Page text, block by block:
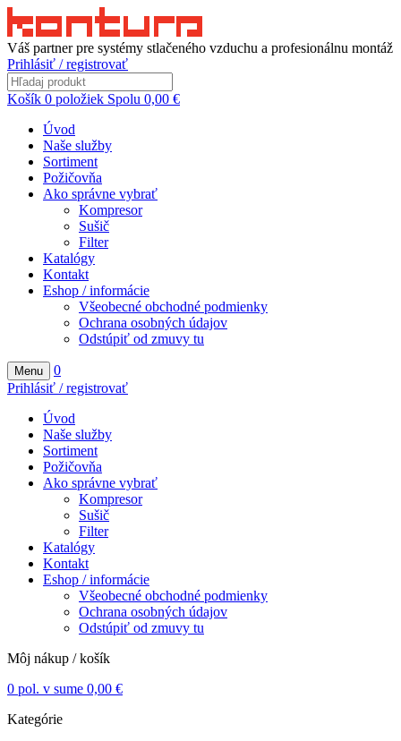
Váš partner pre systémy stlačeného vzduchu a profesionálnu montáž
Prihlásiť / registrovať
Košík 0 položiek Spolu 0,00 €
Úvod
Naše služby
Sortiment
Požičovňa
Ako správne vybrať
Kompresor
Sušič
Filter
Katalógy
Kontakt
Eshop / informácie
Všeobecné obchodné podmienky
Ochrana osobných údajov
Odstúpiť od zmuvy tu
Menu
0
Prihlásiť / registrovať
Úvod
Naše služby
Sortiment
Požičovňa
Ako správne vybrať
Kompresor
Sušič
Filter
Katalógy
Kontakt
Eshop / informácie
Všeobecné obchodné podmienky
Ochrana osobných údajov
Odstúpiť od zmuvy tu
Môj nákup / košík
0 pol. v sume 0,00 €
Kategórie